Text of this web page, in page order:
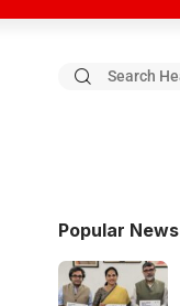
Popular News